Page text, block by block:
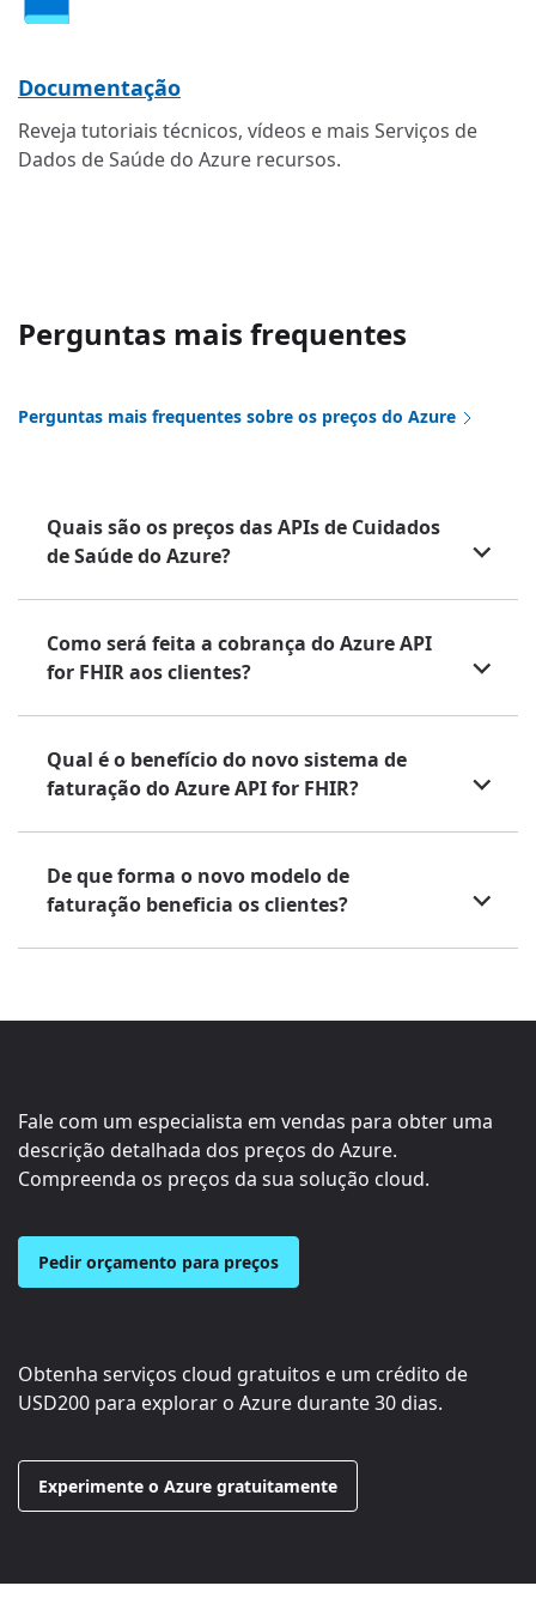
Documentação
Reveja tutoriais técnicos, vídeos e mais Serviços de
Dados de Saúde do Azure recursos.
Perguntas mais frequentes
Perguntas mais frequentes sobre os preços do Azure
Quais são os preços das APIs de Cuidados
de Saúde do Azure?
Como será feita a cobrança do Azure API
for FHIR aos clientes?
Qual é o benefício do novo sistema de
faturação do Azure API for FHIR?
De que forma o novo modelo de
faturação beneficia os clientes?
Fale com um especialista em vendas para obter uma
descrição detalhada dos preços do Azure.
Compreenda os preços da sua solução cloud.
Pedir orçamento para preços
Obtenha serviços cloud gratuitos e um crédito de
USD200 para explorar o Azure durante 30 dias.
Experimente o Azure gratuitamente